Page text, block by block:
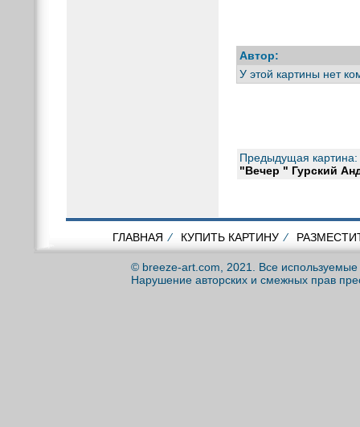
Автор:
У этой картины нет
Предыдущая картина:
"Вечер " Гурский
ГЛАВНАЯ ⁄ КУПИТЬ КАРТИНУ ⁄
© breeze-art.com, 2021. Все
Нарушение авторских и смежных прав